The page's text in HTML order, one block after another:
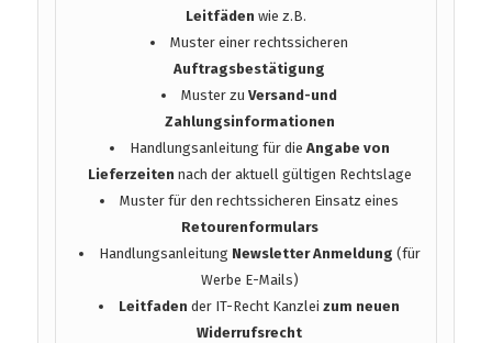
Leitfäden wie z.B.
Muster einer rechtssicheren
Auftragsbestätigung
Muster zuVersand-und
Zahlungsinformationen
Handlungsanleitung für die Angabe von
Lieferzeiten nach der aktuell gültigen Rechtslage
Muster für den rechtssicheren Einsatz eines
Retourenformulars
Handlungsanleitung Newsletter Anmeldung (für
Werbe E-Mails)
Leitfaden der IT-Recht Kanzleizum neuen
Widerrufsrecht